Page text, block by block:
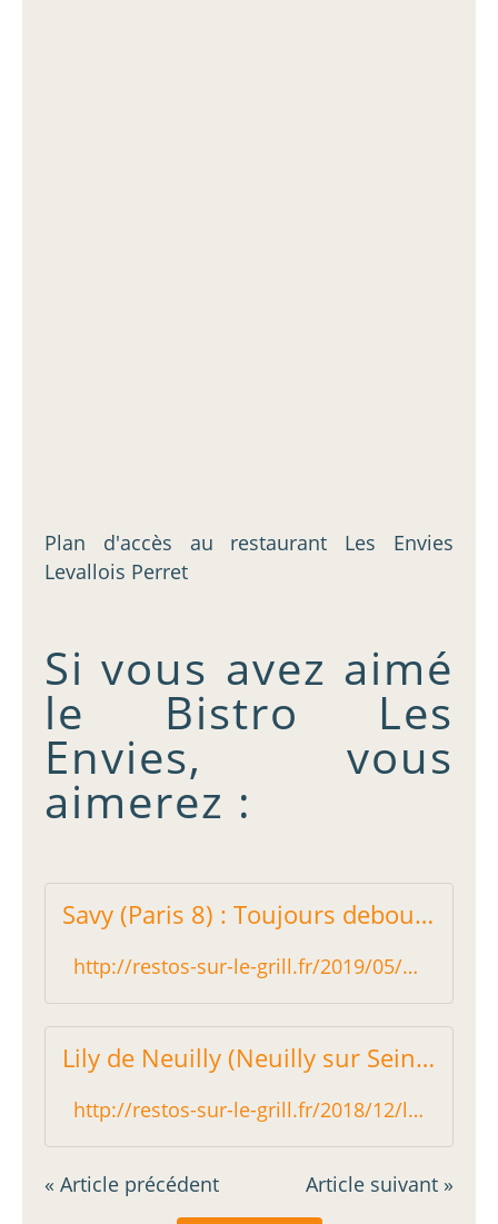
Plan d'accès au restaurant Les Envies
Levallois Perret
Si vous avez aimé
le Bistro Les
Envies, vous
aimerez :
Savy (Paris 8) : Toujours debout ! - Restos sur le Grill - Blog critique des restaurants de Paris indépendant !
http://restos-sur-le-grill.fr/2019/05/savy-paris-8-toujours-debout.html
Lily de Neuilly (Neuilly sur Seine) : Immuable sans être vieillot - Restos sur le Grill - Blog critique des restaurants de Paris indépendant !
http://restos-sur-le-grill.fr/2018/12/lily-de-neuilly-neuilly-sur-seine-immuable-sans-etre-vieillot.html
« Article précédent Article suivant »